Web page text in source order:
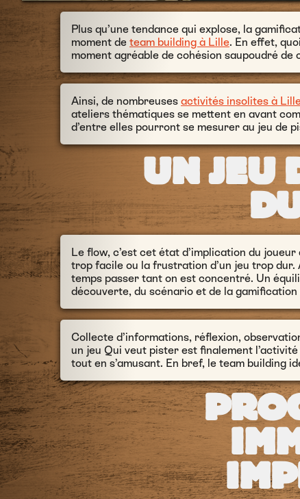
Plus qu’une tendance qui explose, la
moment de team building à Lille. En effet,
moment agréable de cohésion saupoudré de
Ainsi, de nombreuses activités insolites à Lille
ateliers thématiques se mettent en avant
d’entre elles pourront se mesurer au jeu de
UN JEU
Le flow, c’est cet état d’implication du
trop facile ou la frustration d’un jeu trop dur.
temps passer tant on est concentré. Un
découverte, du scénario et de la
Collecte d’informations, réflexion,
un jeu Qui veut pister est finalement
tout en s’amusant. En bref, le team building